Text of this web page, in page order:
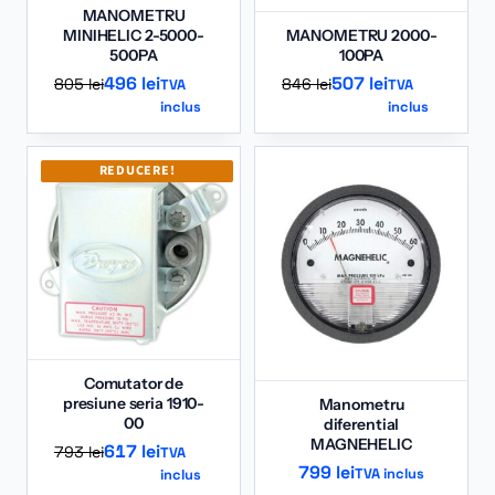
MANOMETRU
MINIHELIC 2-5000-
500PA
805lei
Prețul
inițial
a
fost:
805 lei.
496 lei
Prețul
curent
este:
496 lei.
TVA
inclus
MANOMETRU 2000-
100PA
846lei
Prețul
inițial
a
846 lei.
507 lei
Prețul
curent
este:
TVA
inclus
REDUCERE!
Comutator de
presiune seria 1910-
00
793lei
Prețul
inițial
617 lei
Prețul
curent
TVA
inclus
Manometru
diferential
MAGNEHELIC
799 leiTVA inclus